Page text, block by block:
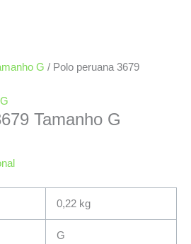
G / Polo peruana 3679
Tamanho G
0,22 kg
G